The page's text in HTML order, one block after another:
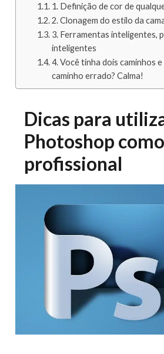
1. Definição de cor de
2. Clonagem do estilo da
3. Ferramentas inteligentes,
inteligentes
4. Você tinha dois caminhos
caminho errado? Calma!
Dicas para
Photoshop
profissional